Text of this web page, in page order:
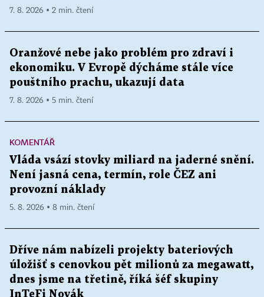
7. 8. 2026 ▪ 2 min. čtení
Oranžové nebe jako problém pro zdraví i
ekonomiku. V Evropě dýcháme stále více
pouštního prachu, ukazují data
7. 8. 2026 ▪ 5 min. čtení
KOMENTÁŘ
Vláda vsází stovky miliard na jaderné snění.
Není jasná cena, termín, role ČEZ ani
provozní náklady
5. 8. 2026 ▪ 8 min. čtení
Dříve nám nabízeli projekty bateriových
úložišť s cenovkou pět milionů za megawatt,
dnes jsme na třetině, říká šéf skupiny
InTeFi Novák